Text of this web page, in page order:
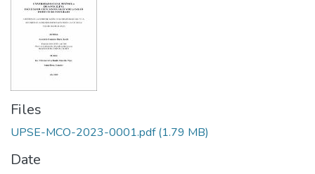
Files
UPSE-MCO-2023-0001.pdf(1.79 MB)
Date